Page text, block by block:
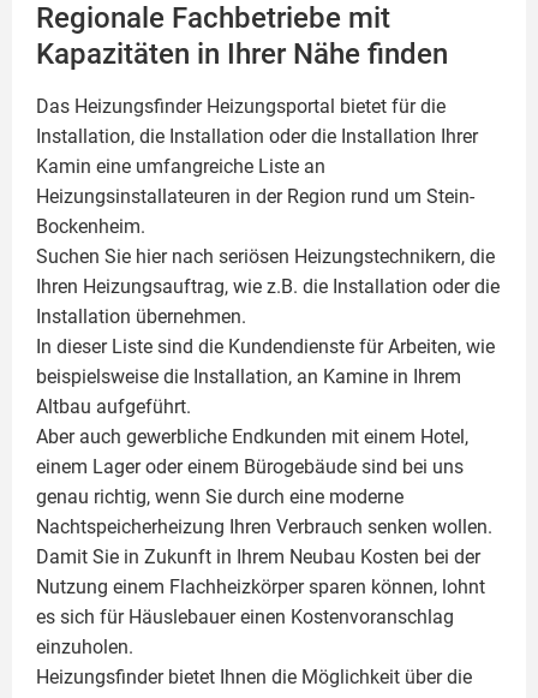
Regionale Fachbetriebe mit
Kapazitäten in Ihrer Nähe finden
Das Heizungsfinder Heizungsportal bietet für die
Installation, die Installation oder die Installation Ihrer
Kamin eine umfangreiche Liste an
Heizungsinstallateuren in der Region rund um Stein-
Bockenheim.
Suchen Sie hier nach seriösen Heizungstechnikern, die
Ihren Heizungsauftrag, wie z.B. die Installation oder die
Installation übernehmen.
In dieser Liste sind die Kundendienste für Arbeiten, wie
beispielsweise die Installation, an Kamine in Ihrem
Altbau aufgeführt.
Aber auch gewerbliche Endkunden mit einem Hotel,
einem Lager oder einem Bürogebäude sind bei uns
genau richtig, wenn Sie durch eine moderne
Nachtspeicherheizung Ihren Verbrauch senken wollen.
Damit Sie in Zukunft in Ihrem Neubau Kosten bei der
Nutzung einem Flachheizkörpersparen können, lohnt
es sich für Häuslebauer einen Kostenvoranschlag
einzuholen.
Heizungsfinder bietet Ihnen die Möglichkeit über die